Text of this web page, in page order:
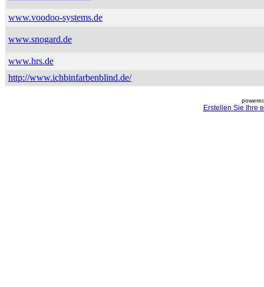
www.voodoo-systems.de
www.snogard.de
www.hrs.de
http://www.ichbinfarbenblind.de/
Erstellen Sie Ihre